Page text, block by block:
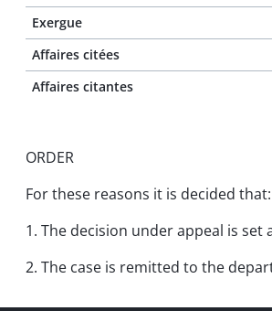
Exergue
Affaires citées
Affaires citantes
ORDER
For these reasons it is decided that:
1. The decision under appeal is set
2. The case is remitted to the